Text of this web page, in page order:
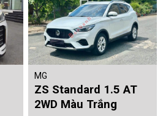
MG
ZS Standard 1.5 AT
2WD Màu Trắng